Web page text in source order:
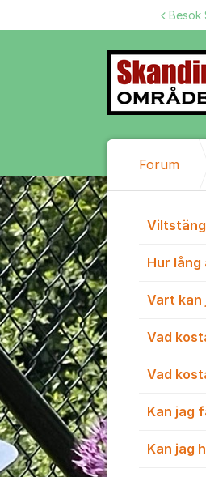
Besök
Forum
Hur
Vart kan
Vad
Vad
Kan jag
Kan jag